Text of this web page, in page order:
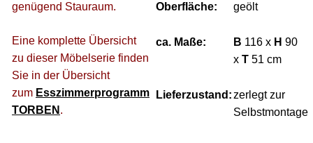
genügend Stauraum.
Eine komplette Übersicht
zu dieser Möbelserie finden
Sie in der Übersicht
zum Esszimmerprogramm
TORBEN .
Oberfläche: geölt
ca. Maße: B 116 x H 90
x T 51 cm
Lieferzustand:zerlegt zur
Selbstmontage